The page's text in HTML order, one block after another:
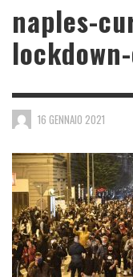
naples-
16 GENNAIO 2021